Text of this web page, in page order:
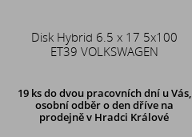
Disk Hybrid 6.5 x 17 5x100
ET39 VOLKSWAGEN
19 ks do dvou pracovních dní u Vás,
osobní odběr o den dřívena
prodejně v Hradci Králové